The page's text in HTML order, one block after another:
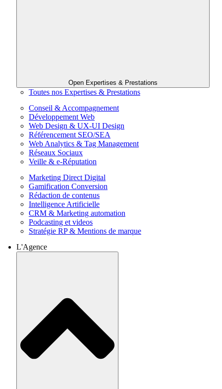
Open Expertises & Prestations
Toutes nos Expertises & Prestations
Conseil & Accompagnement
Développement Web
Web Design & UX-UI Design
Référencement SEO/SEA
Web Analytics & Tag Management
Réseaux Sociaux
Veille & e-Réputation
Marketing Direct Digital
Gamification Conversion
Rédaction de contenus
Intelligence Artificielle
CRM & Marketing automation
Podcasting et videos
Stratégie RP & Mentions de marque
L'Agence